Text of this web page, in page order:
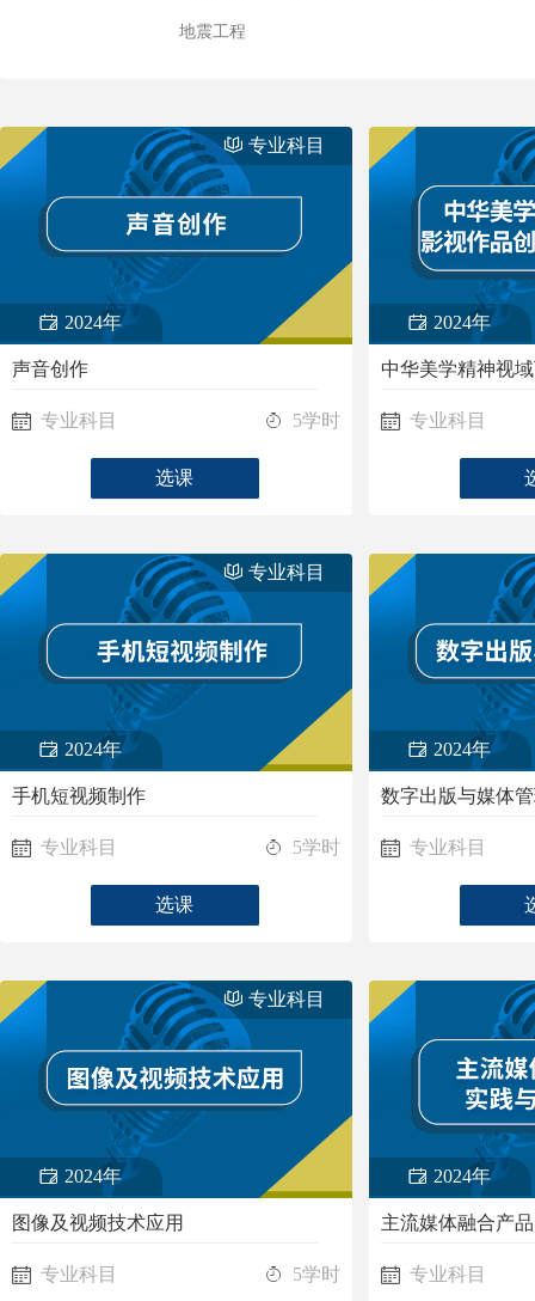
地震工程
专业科目
2024年
声音创作
专业科目 5学时
选课
2024年
专业科目
专业科目
2024年
手机短视频制作
专业科目 5学时
选课
2024年
数字出版与媒体
专业科目
专业科目
2024年
图像及视频技术应用
专业科目 5学时
2024年
主流媒体融合产
专业科目